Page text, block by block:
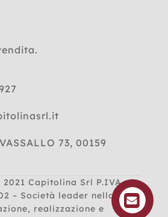
73, 00159
2021Capitolina Srl P.IVA
– Società leader nella
realizzazione e